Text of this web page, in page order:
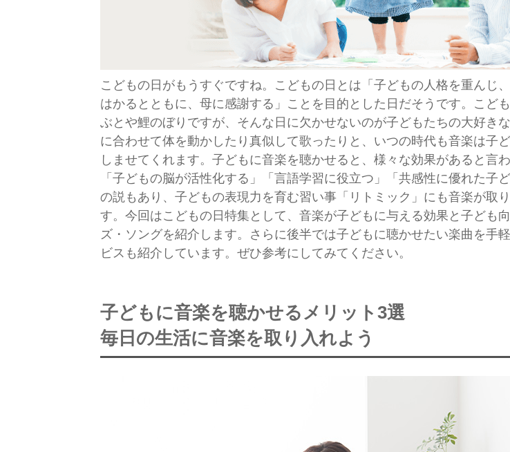
こどもの日がもうすぐですね。こどもの日とは「子どもの人格を重んじ
はかるとともに、母に感謝する」ことを目的とした日だそうです。こど
ぶとや鯉のぼりですが、そんな日に欠かせないのが子どもたちの大好き
に合わせて体を動かしたり真似して歌ったりと、いつの時代も音楽は子
しませてくれます。子どもに音楽を聴かせると、様々な効果があると言わ
「子どもの脳が活性化する」「言語学習に役立つ」「共感性に優れた子
の説もあり、子どもの表現力を育む習い事「リトミック」にも音楽が取
す。今回はこどもの日特集として、音楽が子どもに与える効果と子ども
ズ・ソングを紹介します。さらに後半では子どもに聴かせたい楽曲を手
ビスも紹介しています。ぜひ参考にしてみてください。
子どもに音楽を聴かせるメリット3選
毎日の生活に音楽を取り入れよう